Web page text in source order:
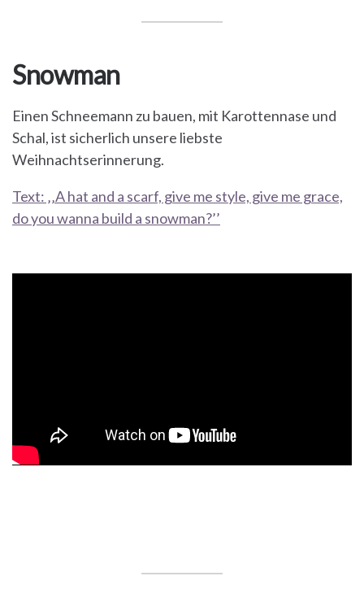
Snowman
Einen Schneemann zu bauen, mit Karottennase und
Schal, ist sicherlich unsere liebste
Weihnachtserinnerung.
Text: ‚‚A hat and a scarf, give me style, give me grace,
do you wanna build a snowman?’’